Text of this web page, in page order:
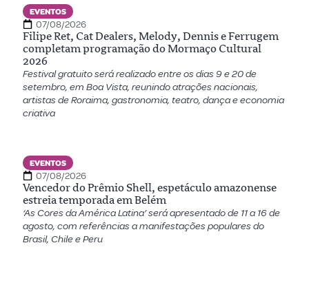
EVENTOS
07/08/2026
Filipe Ret, Cat Dealers, Melody, Dennis e Ferrugem
completam programação do Mormaço Cultural
2026
Festival gratuito será realizado entre os dias 9 e 20 de
setembro, em Boa Vista, reunindo atrações nacionais,
artistas de Roraima, gastronomia, teatro, dança e economia
criativa
EVENTOS
07/08/2026
Vencedor do Prêmio Shell, espetáculo amazonense
estreia temporada em Belém
‘As Cores da América Latina’ será apresentado de 11 a 16 de
agosto, com referências a manifestações populares do
Brasil, Chile e Peru